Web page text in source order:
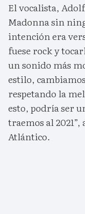
El vocalista,
Madonna sin
intención era
fuese rock y
un sonido más
estilo,
respetando la
esto, podría ser
traemos al
Atlántico.